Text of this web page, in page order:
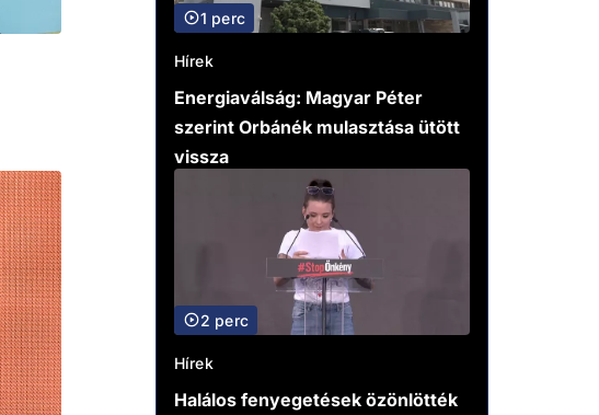
1 perc
Hírek
Energiaválság: Magyar Péter
szerint Orbánék mulasztása ütött
vissza
2 perc
Hírek
Halálos fenyegetések özönlötték